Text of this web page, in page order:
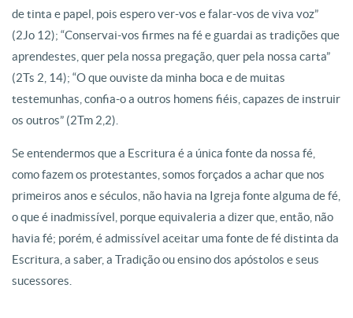
de tinta e papel, pois espero ver-vos e falar-vos de viva voz”
(2Jo 12); “Conservai-vos firmes na fé e guardai as tradições que
aprendestes, quer pela nossa pregação, quer pela nossa carta”
(2Ts 2, 14); “O que ouviste da minha boca e de muitas
testemunhas, confia-o a outros homens fiéis, capazes de instruir
os outros” (2Tm 2,2).
Se entendermos que a Escritura é a única fonte da nossa fé,
como fazem os protestantes, somos forçados a achar que nos
primeiros anos e séculos, não havia na Igreja fonte alguma de fé,
o que é inadmissível, porque equivaleria a dizer que, então, não
havia fé; porém, é admissível aceitar uma fonte de fé distinta da
Escritura, a saber, a Tradição ou ensino dos apóstolos e seus
sucessores.